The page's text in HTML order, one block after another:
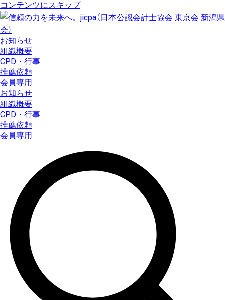
コンテンツにスキップ
お知らせ
組織概要
CPD・行事
推薦依頼
会員専用
お知らせ
組織概要
CPD・行事
推薦依頼
会員専用